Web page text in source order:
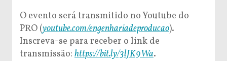
O evento será transmitido no Youtube do
PRO (youtube.com/engenhariadeproducao).
Inscreva-se para receber o link de
transmissão: https://bit.ly/3lJK9Wa.